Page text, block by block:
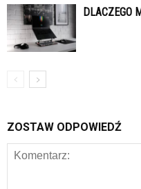
DLACZEGO
ZOSTAW ODPOWIEDŹ